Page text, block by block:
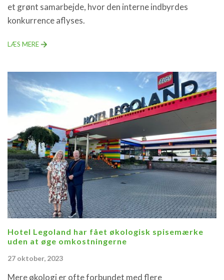
et grønt samarbejde, hvor den interne indbyrdes
konkurrence aflyses.
LÆS MERE
Hotel Legoland har fået økologisk spisemærke
uden at øge omkostningerne
27 oktober, 2023
Mere økologi er ofte forbundet med flere